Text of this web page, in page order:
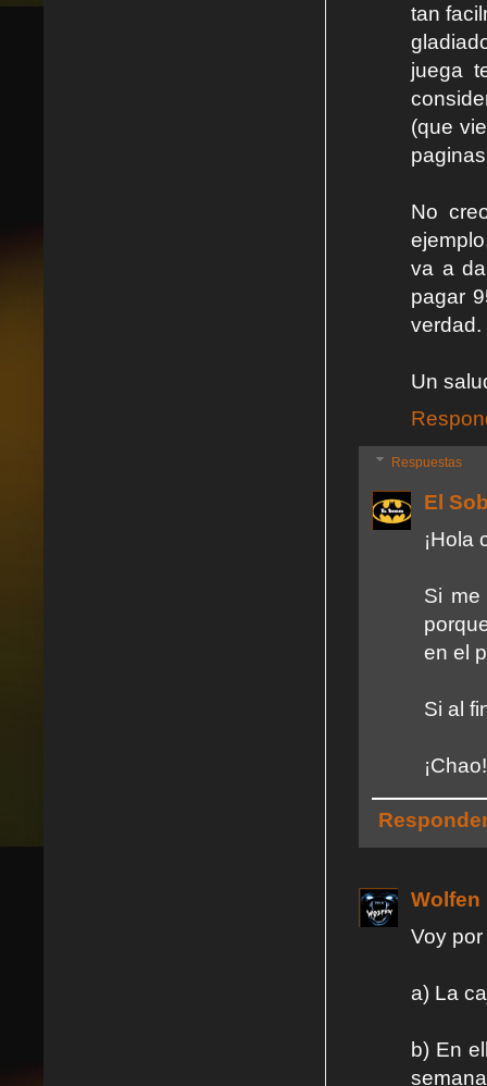
tan
juega
(que
No
va a
pagar
verdad.
Un
Respuestas
El
¡Hola
Si me
en el
Si al
¡Chao!
Wolfen
Voy
a) La
b) En